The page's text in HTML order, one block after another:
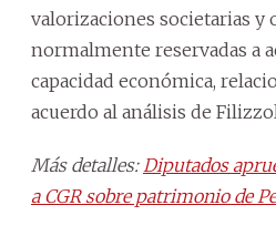
valorizaciones societarias y
normalmente reservadas a
capacidad económica,
acuerdo al análisis de
Más detalles: Diputados
a CGR sobre patrimonio de